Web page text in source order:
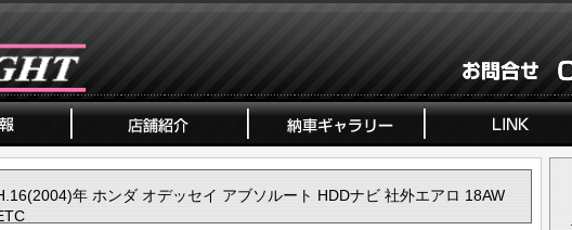
年 ホンダ オデッセイ アブソルート HDDナビ 社外エアロ 18AW